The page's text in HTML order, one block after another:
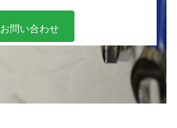
お問い合わせ